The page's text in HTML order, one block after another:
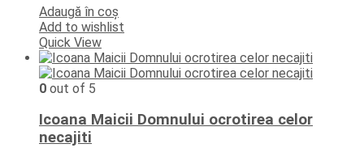
Adaugă în coș
Add to wishlist
Quick View
0 out of 5
Icoana Maicii Domnului ocrotirea celor
necajiti